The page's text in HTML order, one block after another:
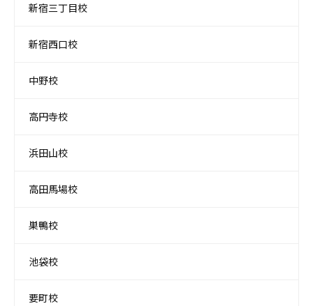
新宿三丁目校
新宿西口校
中野校
高円寺校
浜田山校
高田馬場校
巣鴨校
池袋校
要町校